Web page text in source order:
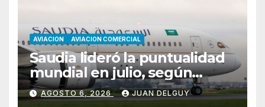
AVIACION AVIACION COMERCIAL
Saudia lideró la puntualidad
mundial en julio, según
Cirium
AGOSTO 6, 2026 JUAN DELGUY